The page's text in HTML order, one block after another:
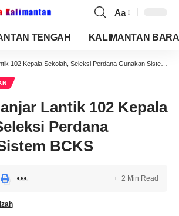
Aa
TENGAH KALIMANTAN
102 Kepala Sekolah, Seleksi Perdana Gunakan Sistem BCKS
Lantik 102 Kepala
Perdana
BCKS
2 Min Read